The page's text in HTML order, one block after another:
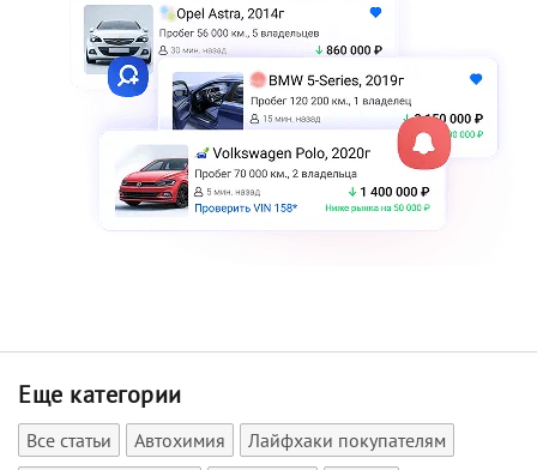
Еще категории
Все статьи Автохимия
Лайфхаки покупателям